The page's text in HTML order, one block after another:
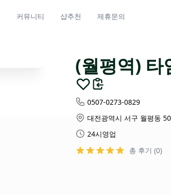
커뮤니티 샵추천 제휴문의
(월평역) 타
0507-0273-0829
대전광역시 서구 월평동
24시영업
총 후기 (0)